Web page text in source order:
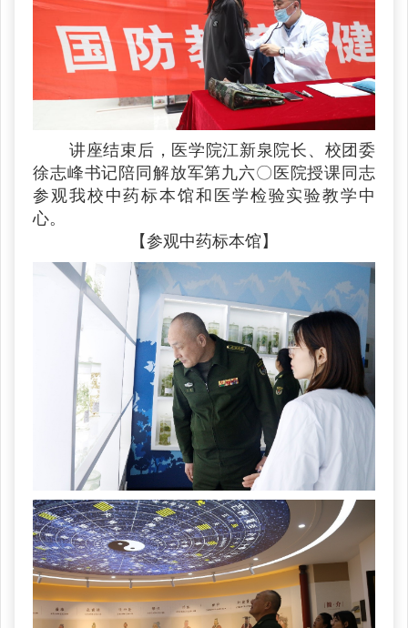
讲座结束后，医学院江新泉院长、校团委
徐志峰书记陪同解放军第九六〇医院授课同志
参观我校中药标本馆和医学检验实验教学中
心。
【参观中药标本馆】